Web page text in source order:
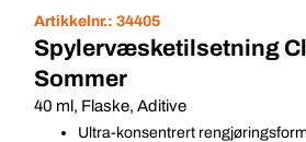
Artikkelnr.: 34405
Spylervæsketilsetning
Sommer
40 ml, Flaske, Aditive
Ultra-konsentrert